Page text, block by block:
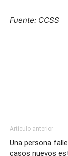
Fuente: CCSS
Artículo anterior
Una persona
casos nuevos